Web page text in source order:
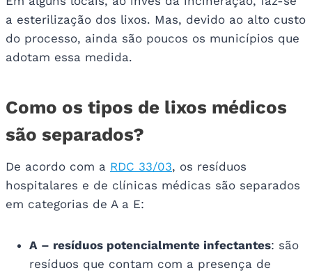
a esterilização dos lixos. Mas, devido ao alto custo
do processo, ainda são poucos os municípios que
adotam essa medida.
Como os tipos de lixos médicos
são separados?
De acordo com a RDC 33/03, os resíduos
hospitalares e de clínicas médicas são separados
em categorias de A a E:
A – resíduos potencialmente infectantes: são
resíduos que contam com a presença de